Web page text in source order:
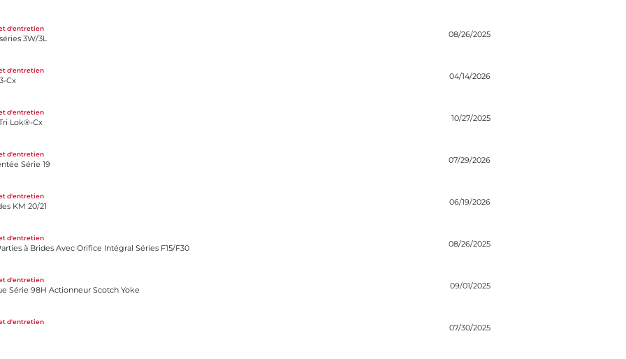
d'entretien
3W/3L 08/26/2025
d'entretien
Cx 04/14/2026
d'entretien
Lok®-Cx 10/27/2025
d'entretien
Série 19 07/29/2026
d'entretien
KM 20/21 06/19/2026
d'entretien
à Brides Avec Orifice Intégral Séries F15/F30 08/26/2025
d'entretien
Série 98H Actionneur Scotch Yoke 09/01/2025
d'entretien
07/30/2025